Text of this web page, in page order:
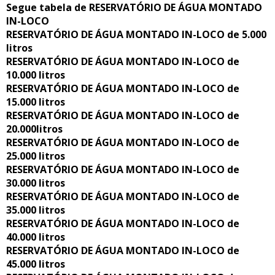
Segue tabela de RESERVATÓRIO DE ÁGUA MONTADO
IN-LOCO
RESERVATÓRIO DE ÁGUA MONTADO IN-LOCO de 5.000
litros
RESERVATÓRIO DE ÁGUA MONTADO IN-LOCO de
10.000 litros
RESERVATÓRIO DE ÁGUA MONTADO IN-LOCO de
15.000 litros
RESERVATÓRIO DE ÁGUA MONTADO IN-LOCO de
20.000litros
RESERVATÓRIO DE ÁGUA MONTADO IN-LOCO de
25.000 litros
RESERVATÓRIO DE ÁGUA MONTADO IN-LOCO de
30.000 litros
RESERVATÓRIO DE ÁGUA MONTADO IN-LOCO de
35.000 litros
RESERVATÓRIO DE ÁGUA MONTADO IN-LOCO de
40.000 litros
RESERVATÓRIO DE ÁGUA MONTADO IN-LOCO de
45.000 litros